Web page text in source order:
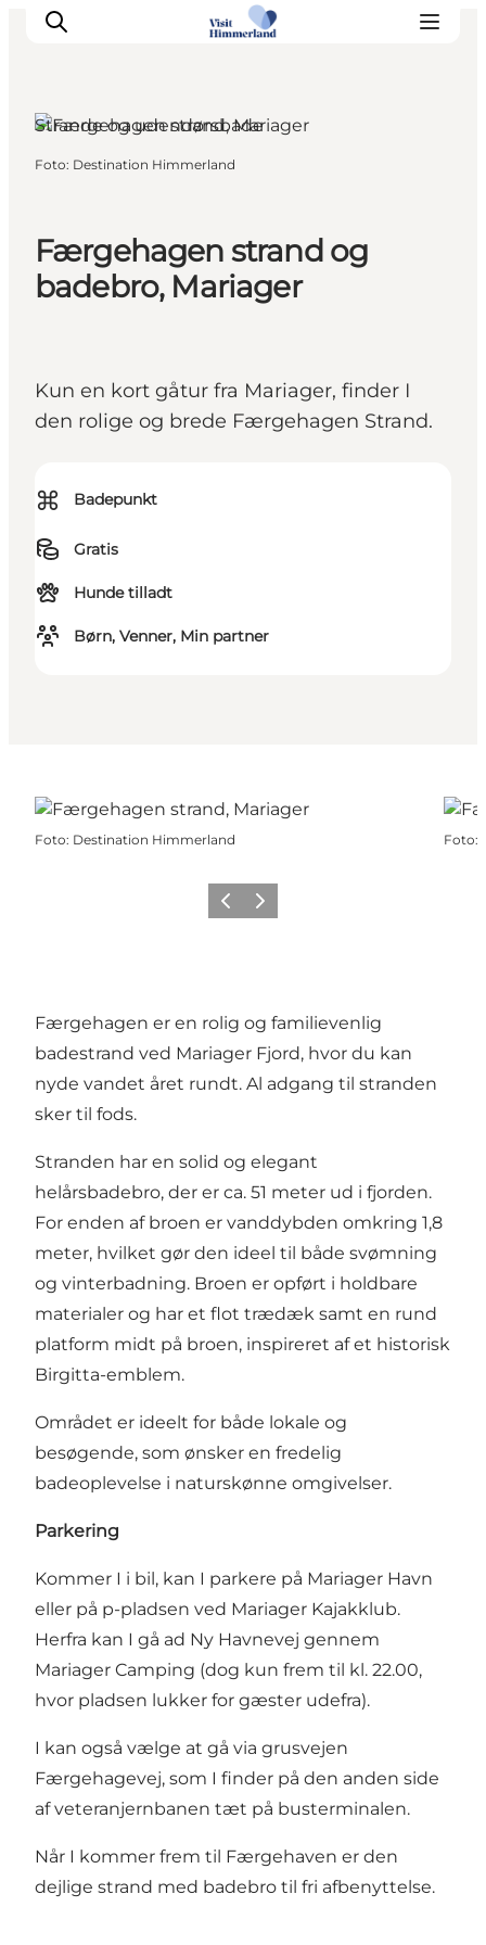
Himmerlandsbyer
DET SKER
Planlæg din ferie
Færgehagen strand og
badebro, Mariager
Kun en kort gåtur fra Mariager, finder I
den rolige og brede Færgehagen Strand.
⌘ Badepunkt
Gratis
Hunde tilladt
Børn, Venner, Min partner
Strande og udendørsbade
Foto: Destination Himmerland
Foto: Destination Himmerland Foto:
Forrige billede
Næste billede
Færgehagen er en rolig og familievenlig
badestrand ved Mariager Fjord, hvor du kan
nyde vandet året rundt. Al adgang til stranden
sker til fods.
Stranden har en solid og elegant
helårsbadebro, der er ca. 51 meter ud i fjorden.
For enden af broen er vanddybden omkring 1,8
meter, hvilket gør den ideel til både svømning
og vinterbadning. Broen er opført i holdbare
materialer og har et flot trædæk samt en rund
platform midt på broen, inspireret af et historisk
Birgitta-emblem.
Området er ideelt for både lokale og
besøgende, som ønsker en fredelig
badeoplevelse i naturskønne omgivelser.
Parkering
Kommer I i bil, kan I parkere på Mariager Havn
eller på p-pladsen ved Mariager Kajakklub.
Herfra kan I gå ad Ny Havnevej gennem
Mariager Camping (dog kun frem til kl. 22.00,
hvor pladsen lukker for gæster udefra).
I kan også vælge at gå via grusvejen
Færgehagevej, som I finder på den anden side
af veteranjernbanen tæt på busterminalen.
Når I kommer frem til Færgehaven er den
dejlige strand med badebro til fri afbenyttelse.